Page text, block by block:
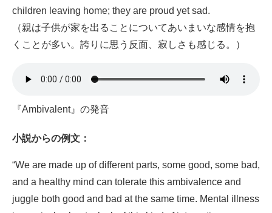
children leaving home; they are proud yet sad.
（親は子供が家を出ることについてあいまいな感情を抱
くことが多い。誇りに思う反面、寂しさも感じる。）
『Ambivalent』の発音
小説からの例文：
“We are made up of different parts, some good, some bad,
and a healthy mind can tolerate this ambivalence and
juggle both good and bad at the same time. Mental illness